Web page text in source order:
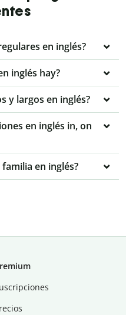
en inglés?
inglés hay?
y largos en inglés?
en inglés in, on
en inglés?